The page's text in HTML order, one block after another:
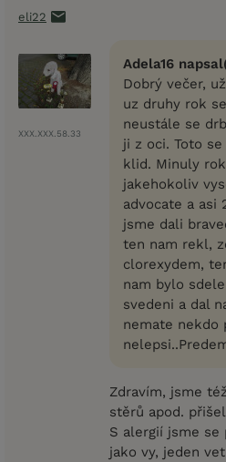
eli22
XXX.XXX.58.33
Adela16
Dobrý večer,
uz druhy rok
neustále se
ji z oci. Toto
klid. Minuly
jakehokoliv
advocate a asi
jsme dali
ten nam rekl,
clorexydem,
nam bylo
svedeni a dal
nemate nekdo
Zdravím, jsme
stěrů apod.
S alergií jsme
jako vy, jeden